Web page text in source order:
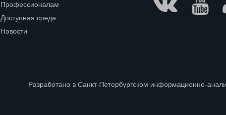
Профессионалам
Доступная среда
Новости
Разработано в Санкт-Петербургском информационно-